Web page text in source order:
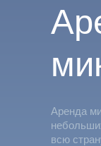
Аренда
всю